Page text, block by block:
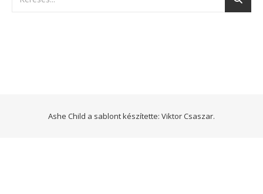
Ashe Child a sablont készítette: Viktor Csaszar.